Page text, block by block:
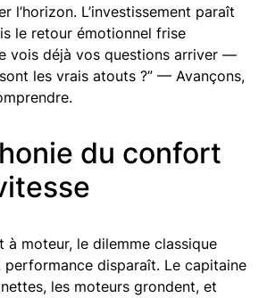
l’horizon. L’investissement paraît
le retour émotionnel frise
vois déjà vos questions arriver —
les vrais atouts ?” — Avançons,
du confort
à moteur, le dilemme classique
disparaît. Le capitaine
les moteurs grondent, et